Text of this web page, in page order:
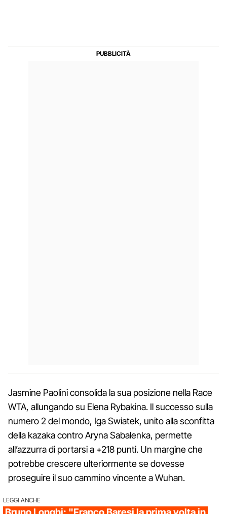
Jasmine Paolini consolida la sua posizione nella Race
WTA, allungando su Elena Rybakina. Il successo sulla
numero 2 del mondo, Iga Swiatek, unito alla sconfitta
della kazaka contro Aryna Sabalenka, permette
all’azzurra di portarsi a +218 punti. Un margine che
potrebbe crescere ulteriormente se dovesse
proseguire il suo cammino vincente a Wuhan.
LEGGI ANCHE